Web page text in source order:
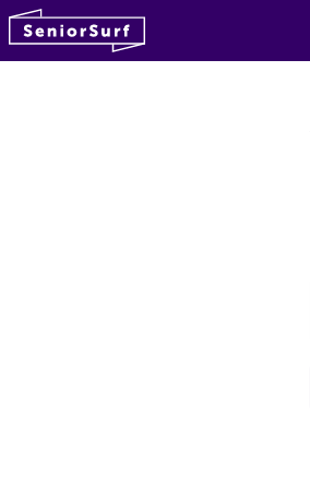
Hyppää sisältöön